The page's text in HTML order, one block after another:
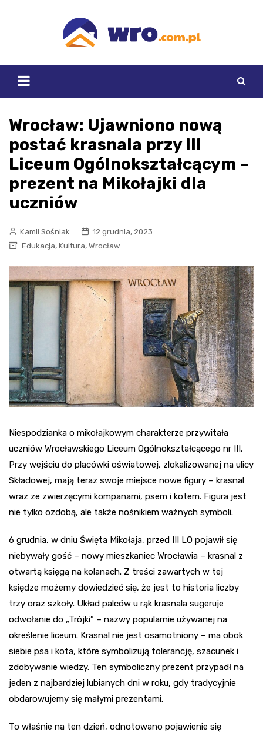
Wrocław: Ujawniono nową
postać krasnala przy III
Liceum Ogólnokształcącym –
prezent na Mikołajki dla
uczniów
Kamil Sośniak
12 grudnia, 2023
Edukacja, Kultura, Wrocław
Niespodzianka o mikołajkowym charakterze przywitała
uczniów Wrocławskiego Liceum Ogólnokształcącego nr III.
Przy wejściu do placówki oświatowej, zlokalizowanej na ulicy
Składowej, mają teraz swoje miejsce nowe figury – krasnal
wraz ze zwierzęcymi kompanami, psem i kotem. Figura jest
nie tylko ozdobą, ale także nośnikiem ważnych symboli.
6 grudnia, w dniu Święta Mikołaja, przed III LO pojawił się
niebywały gość – nowy mieszkaniec Wrocławia – krasnal z
otwartą księgą na kolanach. Z treści zawartych w tej
księdze możemy dowiedzieć się, że jest to historia liczby
trzy oraz szkoły. Układ palców u rąk krasnala sugeruje
odwołanie do „Trójki” – nazwy popularnie używanej na
określenie liceum. Krasnal nie jest osamotniony – ma obok
siebie psa i kota, które symbolizują tolerancję, szacunek i
zdobywanie wiedzy. Ten symboliczny prezent przypadł na
jeden z najbardziej lubianych dni w roku, gdy tradycyjnie
obdarowujemy się małymi prezentami.
To właśnie na ten dzień, odnotowano pojawienie się